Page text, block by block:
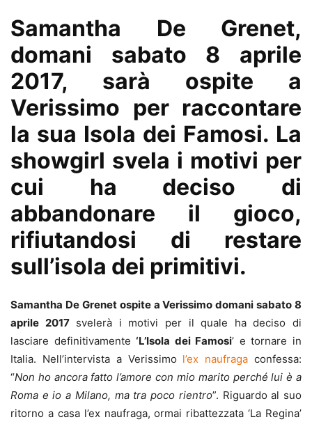
Samantha De Grenet,
domani sabato 8 aprile
2017, sarà ospite a
Verissimo per raccontare
la sua Isola dei Famosi. La
showgirl svela i motivi per
cui ha deciso di
abbandonare il gioco,
rifiutandosi di restare
sull’isola dei primitivi.
Samantha De Grenet ospite a Verissimo domani sabato 8
aprile 2017svelerà i motivi per il quale ha deciso di
lasciare definitivamente‘L’Isola dei Famosi’ e tornare in
Italia. Nell’intervista a Verissimo l’ex naufraga confessa:
“Non ho ancora fatto l’amore con mio marito perché lui è a
Roma e io a Milano, ma tra poco rientro”. Riguardo al suo
ritorno a casa l’ex naufraga, ormai ribattezzata ‘La Regina’